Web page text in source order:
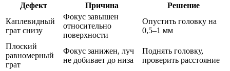
Дефект Причина
Решение
Каплевидный
грат снизу
Фокус завышен
относительно
поверхности
Опустить головку на
0,5–1 мм
Плоский
равномерный
грат
Фокус занижен, луч
не добивает до низа
Поднять головку,
проверить расстояние